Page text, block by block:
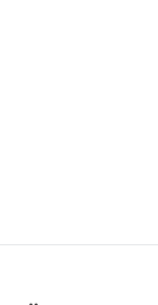
Tetris 12 Stk. GA-